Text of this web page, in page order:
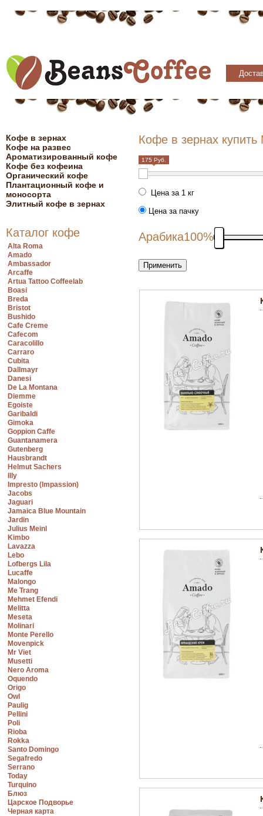
Кофе в зернах
Кофе на развес
Ароматизированный кофе
Кофе без кофеина
Органический кофе
Плантационный кофе и
моносорта
Элитный кофе в зернах
Каталог кофе
Alta Roma
Amado
Ambassador
Arcaffe
Artua Tattoo Coffeelab
Boasi
Breda
Bristot
Bushido
Cafe Creme
Cafecom
Caracolillo
Carraro
Cubita
Dallmayr
Danesi
De La Montana
Diemme
Egoiste
Garibaldi
Gimoka
Goppion Caffe
Guantanamera
Gutenberg
Hausbrandt
Helmut Sachers
Illy
Impresto (Impassion)
Jacobs
Jaguari
Jamaica Blue Mountain
Jardin
Julius Meinl
Kimbo
Lavazza
Lebo
Lofbergs Lila
Lucaffe
Malongo
Me Trang
Mehmet Efendi
Melitta
Meseta
Molinari
Monte Perello
Movenpick
Mr Viet
Musetti
Nero Aroma
Oquendo
Origo
Owl
Paulig
Pellini
Poli
Rioba
Rokka
Santo Domingo
Segafredo
Serrano
Today
Turquino
Блюз
Царское Подворье
Черная карта
Кофе в зернах купить
175 Руб.
Цена за 1 кг
Цена за пачку
Арабика100%